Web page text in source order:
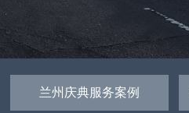
兰州庆典服务案例